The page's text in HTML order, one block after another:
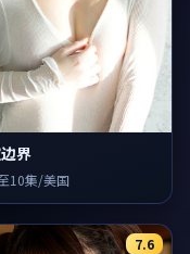
界
10集/美国
7.6